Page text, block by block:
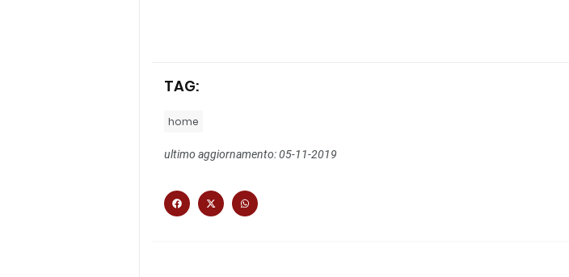
TAG:
home
ultimo aggiornamento: 05-11-2019